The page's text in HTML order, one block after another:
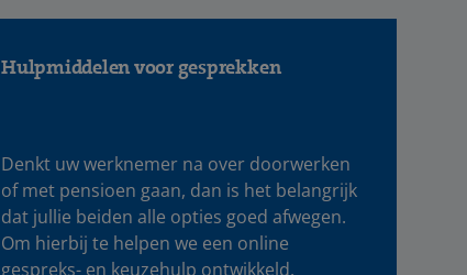
Hulpmiddelen voor gesprekken
Denkt uw werknemer na over doorwerken
of met pensioen gaan, dan is het belangrijk
dat jullie beiden alle opties goed afwegen.
Om hierbij te helpen we een online
gespreks- en keuzehulp ontwikkeld.